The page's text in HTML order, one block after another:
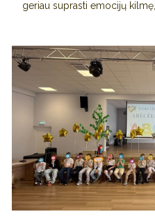
geriau suprasti emocijų